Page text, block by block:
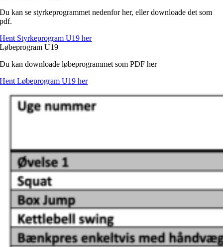
Du kan se styrkeprogrammet nedenfor her, eller downloade det som
pdf.
Hent Styrkeprogram U19 her
Løbeprogram U19
Du kan downloade løbeprogrammet som PDF her
Hent Løbeprogram U19 her